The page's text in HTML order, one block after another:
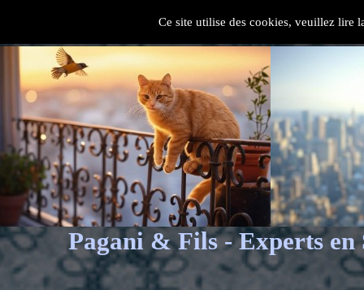
Ce site utilise des cookies, veuillez lire
Pagani & Fils - Experts en